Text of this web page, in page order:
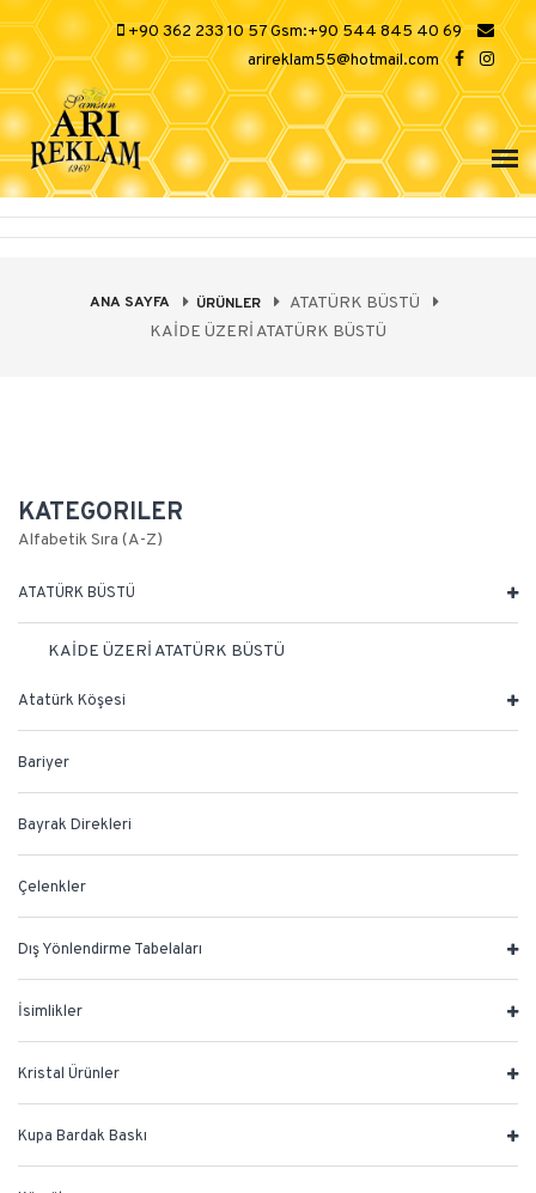
+90 362 233 10 57 Gsm:+90 544 845 40 69
arireklam55@hotmail.com
ANA SAYFA ÜRÜNLER
ATATÜRK BÜSTÜ
KAİDE ÜZERİ ATATÜRK BÜSTÜ
KATEGORILER
Alfabetik Sıra (A-Z)
ATATÜRK BÜSTÜ
KAİDE ÜZERİ ATATÜRK BÜSTÜ
Atatürk Köşesi
Bariyer
Bayrak Direkleri
Çelenkler
Dış Yönlendirme Tabelaları
İsimlikler
Kristal Ürünler
Kupa Bardak Baskı